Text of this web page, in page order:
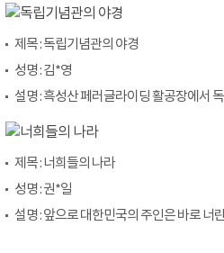
제목 : 독립기념관의 야경
성명 : 김*영
설명 : 흑성산 페러글라이딩 활공장에서
제목 : 너희들의 나라
성명 : 권*일
설명 : 앞으로 대한민국의 주인은 바로 너